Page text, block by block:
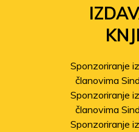
Sponzoriranje
članovima
Sponzoriranje
članovima
Sponzoriranje